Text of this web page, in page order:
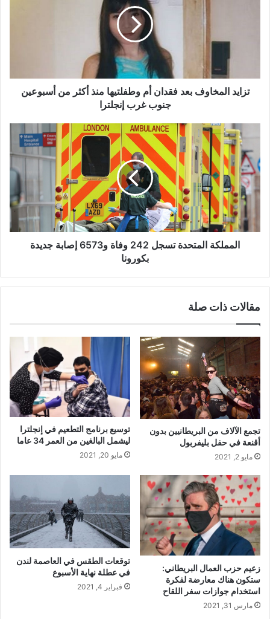
من
أسبوعين
تزايد المخاوف بعد فقدان أم وطفلتيها منذ أكثر من أسبوعين
جنوب غرب إنجلترا
المملكة
المتحدة
تسجل
242
وفاة
و6573
إصابة
جديدة
بكورونا
المملكة المتحدة تسجل 242 وفاة و6573 إصابة جديدة
بكورونا
مقالات ذات صلة
تجمع الآلاف من البريطانيين بدون
أقنعة في حفل بليفربول
مايو 2, 2021
توسيع برنامج التطعيم في إنجلترا
ليشمل البالغين من العمر 34 عاما
مايو 20, 2021
زعيم حزب العمال البريطاني:
ستكون هناك معارضة لفكرة
استخدام جوازات سفر اللقاح
مارس 31, 2021
توقعات الطقس في العاصمة لندن
في عطلة نهاية الأسبوع
فبراير 4, 2021